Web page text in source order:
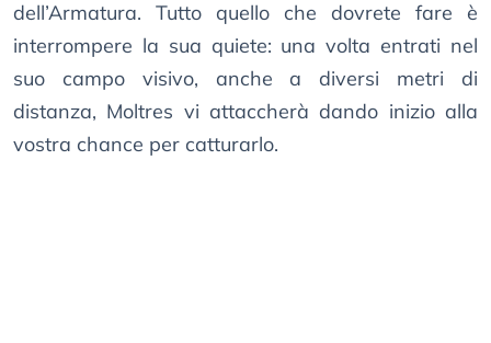
dell’Armatura. Tutto quello che dovrete fare è
interrompere la sua quiete: una volta entrati nel
suo campo visivo, anche a diversi metri di
distanza, Moltres vi attaccherà dando inizio alla
vostra chance per catturarlo.